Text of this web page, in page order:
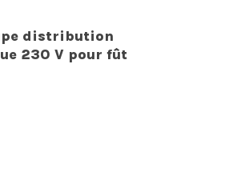
distribution
230 V pour fût